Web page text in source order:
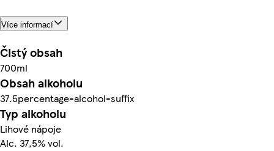
Více informací
Čistý obsah
700ml
Obsah alkoholu
37.5percentage-alcohol-suffix
Typ alkoholu
Lihové nápoje
Alc. 37,5% vol.